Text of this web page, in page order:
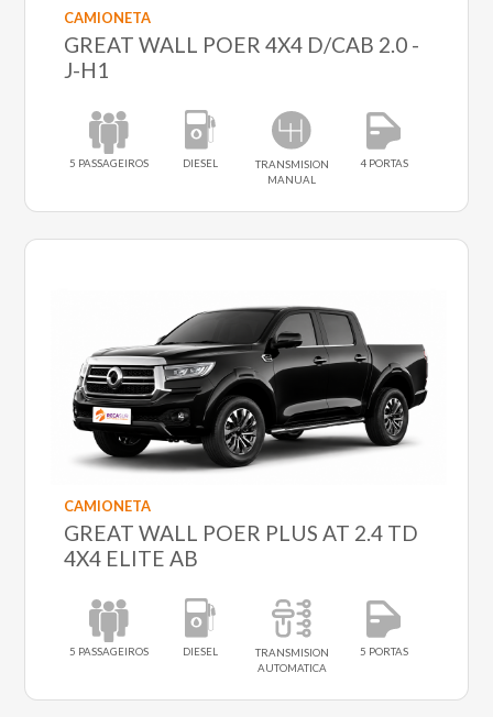
CAMIONETA
GREAT WALL POER 4X4 D/CAB 2.0 -
J-H1
5 PASSAGEIROS DIESEL
TRANSMISION
MANUAL
4 PORTAS
CAMIONETA
GREAT WALL POER PLUS AT 2.4 TD
4X4 ELITE AB
5 PASSAGEIROS DIESEL
TRANSMISION
AUTOMATICA
5 PORTAS